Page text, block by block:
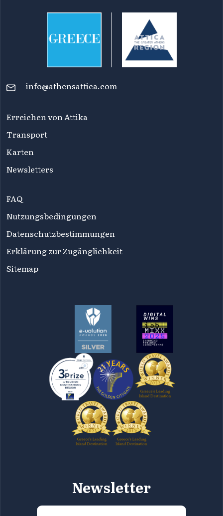
info@athensattica.com
Erreichen von Attika
Transport
Karten
Newsletters
FAQ
Nutzungsbedingungen
Datenschutzbestimmungen
Erklärung zur Zugänglichkeit
Sitemap
Newsletter